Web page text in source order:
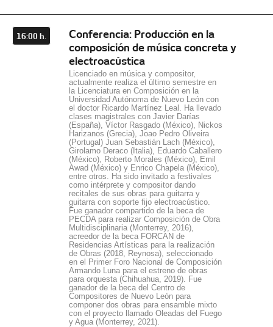
16:00 h.
Conferencia: Producción en la
composición de música concreta y
electroacústica
Licenciado en música y compositor,
actualmente realiza el último semestre en
la Licenciatura en Composición en la
Universidad Autónoma de Nuevo León con
el doctor Ricardo Martínez Leal. Ha llevado
clases magistrales con Javier Darías
(España), Víctor Rasgado (México), Nickos
Harizanos (Grecia), Joao Pedro Oliveira
(Portugal) Juan Sebastián Lach (México),
Girolamo Deraco (Italia), Eduardo Caballero
(México), Roberto Morales (México), Emil
Awad (México) y Enrico Chapela (México),
entre otros. Ha sido invitado a festivales
como intérprete y compositor dando
recitales de sus obras para guitarra y
guitarra con soporte fijo electroacústico.
Fue ganador compartido de la beca de
PECDA para realizar Composición de Obra
Multidisciplinaria (Monterrey, 2016),
acreedor de la beca FORCAN de
Residencias Artísticas para la realización
de Obras (2018, Reynosa), seleccionado
en el Primer Foro Nacional de Composición
Armando Luna para el estreno de obras
para orquesta (Chihuahua, 2019). Fue
ganador de la beca del Centro de
Compositores de Nuevo León para
componer dos obras para ensamble mixto
con el proyecto llamado Oleadas del Fuego
y Agua (Monterrey, 2021).